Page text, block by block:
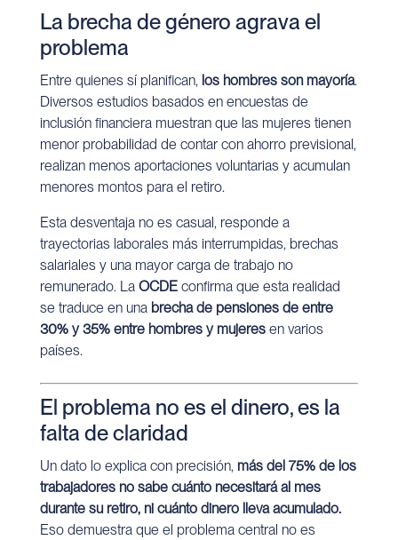
La brecha de género agrava el
problema
Entre quienes sí planifican, los hombres son mayoría.
Diversos estudios basados en encuestas de
inclusión financiera muestran que las mujeres tienen
menor probabilidad de contar con ahorro previsional,
realizan menos aportaciones voluntarias y acumulan
menores montos para el retiro.
Esta desventaja no es casual, responde a
trayectorias laborales más interrumpidas, brechas
salariales y una mayor carga de trabajo no
remunerado. La OCDEconfirma que esta realidad
se traduce en una brecha de pensiones de entre
30% y 35% entre hombres y mujeresen varios
países.
El problema no es el dinero, es la
falta de claridad
Un dato lo explica con precisión, más del 75% de los
trabajadores no sabe cuánto necesitará al mes
durante su retiro, ni cuánto dinero lleva acumulado.
Eso demuestra que el problema central no es